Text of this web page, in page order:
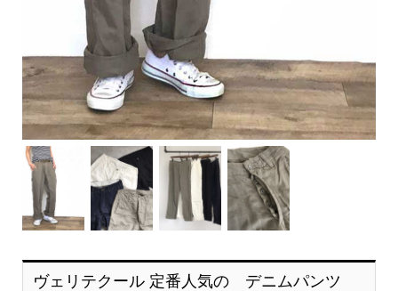
ヴェリテクール 定番人気の デニムパンツ